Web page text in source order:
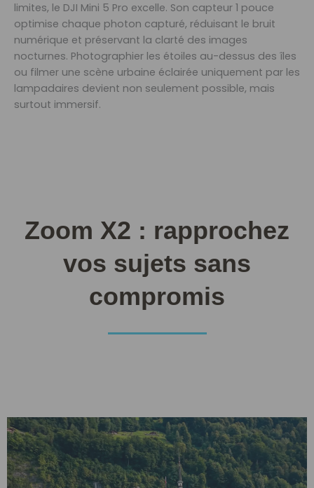
limites, le DJI Mini 5 Pro excelle. Son capteur 1 pouce
optimise chaque photon capturé, réduisant le bruit
numérique et préservant la clarté des images
nocturnes. Photographier les étoiles au-dessus des îles
ou filmer une scène urbaine éclairée uniquement par les
lampadaires devient non seulement possible, mais
surtout immersif.
Zoom X2 : rapprochez
vos sujets sans
compromis